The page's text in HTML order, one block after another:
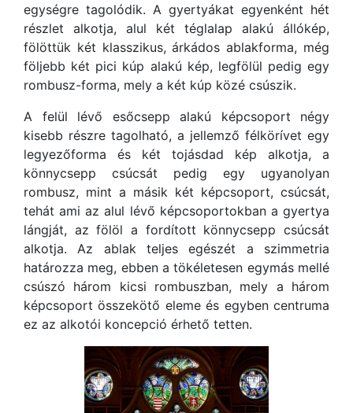
egységre tagolódik. A gyertyákat egyenként hét
részlet alkotja, alul két téglalap alakú állókép,
fölöttük két klasszikus, árkádos ablakforma, még
följebb két pici kúp alakú kép, legfölül pedig egy
rombusz-forma, mely a két kúp közé csúszik.
A felül lévő esőcsepp alakú képcsoport négy
kisebb részre tagolható, a jellemző félkörívet egy
legyezőforma és két tojásdad kép alkotja, a
könnycsepp csúcsát pedig egy ugyanolyan
rombusz, mint a másik két képcsoport, csúcsát,
tehát ami az alul lévő képcsoportokban a gyertya
lángját, az fölöl a fordított könnycsepp csúcsát
alkotja. Az ablak teljes egészét a szimmetria
határozza meg, ebben a tökéletesen egymás mellé
csúszó három kicsi rombuszban, mely a három
képcsoport összekötő eleme és egyben centruma
ez az alkotói koncepció érhető tetten.